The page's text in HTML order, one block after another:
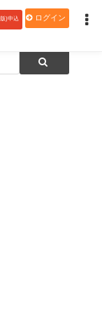
)申込 ログイン